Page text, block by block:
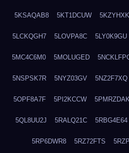
5KSAQAB8 5KT1DCUW
5LCKQGH7 5LOVPA8C 5LY0K9GU
5MC4C6M0 5MOLUGED
5NSPSK7R 5NYZ03GV 5NZ2F7XQ
5OPF8A7F 5PI2KCCW 5PMRZDAK
5QL8UU2J 5RALQ21C 5RBG4E64
5RP6DWR8 5RZ72FTS